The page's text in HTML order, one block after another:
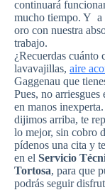
continuará
mucho tiempo. Y a
oro con nuestra
trabajo.
¿Recuerdas cuánto
lavavajillas, aire
Gaggenau que
Pues, no
en manos
dijimos arriba, te
lo mejor, sin cobro
pídenos una cita y
en el Servicio
Tortosa, para que
podrás seguir